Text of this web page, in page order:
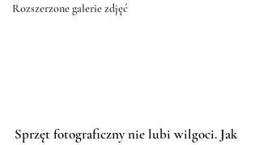
Rozszerzone galerie zdjęć
Sprzęt fotograficzny nie lubi wilgoci. Jak